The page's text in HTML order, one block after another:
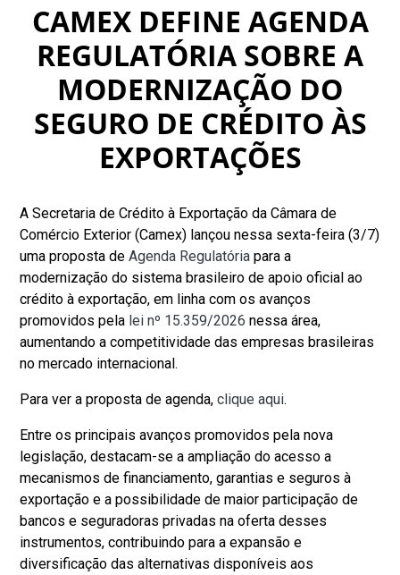
CAMEX DEFINE AGENDA
REGULATÓRIA SOBRE A
MODERNIZAÇÃO DO
SEGURO DE CRÉDITO ÀS
EXPORTAÇÕES
A Secretaria de Crédito à Exportação da Câmara de
Comércio Exterior (Camex) lançou nessa sexta-feira (3/7)
uma proposta deAgenda Regulatória para a
modernização do sistema brasileiro de apoio oficial ao
crédito à exportação, em linha com os avanços
promovidos pela lei nº 15.359/2026 nessa área,
aumentando a competitividade das empresas brasileiras
no mercado internacional.
Para ver a proposta de agenda,clique aqui.
Entre os principais avanços promovidos pela nova
legislação, destacam-se a ampliação do acesso a
mecanismos de financiamento, garantias e seguros à
exportação e a possibilidade de maior participação de
bancos e seguradoras privadas na oferta desses
instrumentos, contribuindo para a expansão e
diversificação das alternativas disponíveis aos